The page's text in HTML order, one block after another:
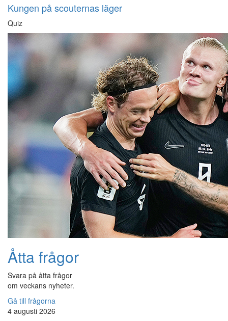
Kungen på scouternas läger
Quiz
Åtta frågor
Svara på åtta frågor
om veckans nyheter.
Gå till frågorna
4 augusti 2026